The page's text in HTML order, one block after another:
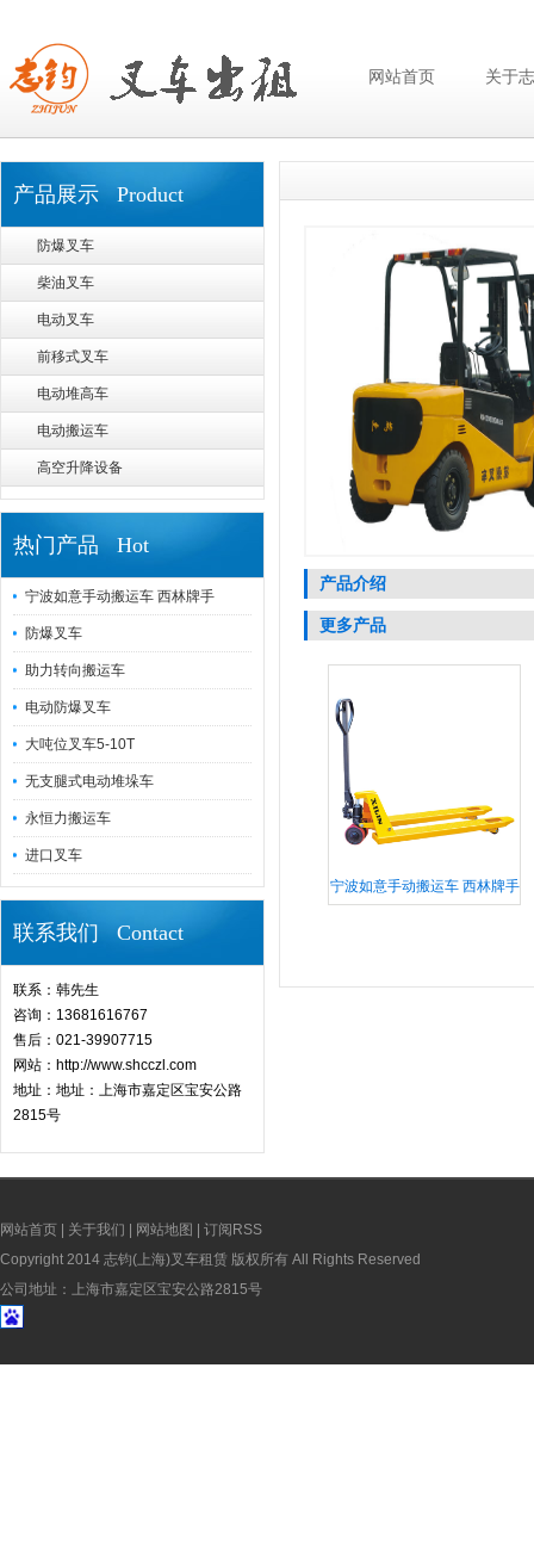
网站首页 关于
产品展示 Product
防爆叉车
柴油叉车
电动叉车
前移式叉车
电动堆高车
电动搬运车
高空升降设备
热门产品 Hot
宁波如意手动搬运车 西林牌手
防爆叉车
助力转向搬运车
电动防爆叉车
大吨位叉车5-10T
无支腿式电动堆垛车
永恒力搬运车
进口叉车
联系我们 Contact
联系：韩先生
咨询：13681616767
售后：021-39907715
网站：http://www.shcczl.com
地址：地址：上海市嘉定区宝安公路
2815号
产品介绍
更多产品
宁波如意手动搬运车 西林牌手
网站首页 关于我们 网站地图
订阅RSS
Copyright 2014 志钧(上海)叉车租赁 版权所有 All Rights Reserved
公司地址：上海市嘉定区宝安公路2815号